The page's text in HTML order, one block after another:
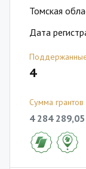
Томская
Дата
4
Сумма грантов
4 284